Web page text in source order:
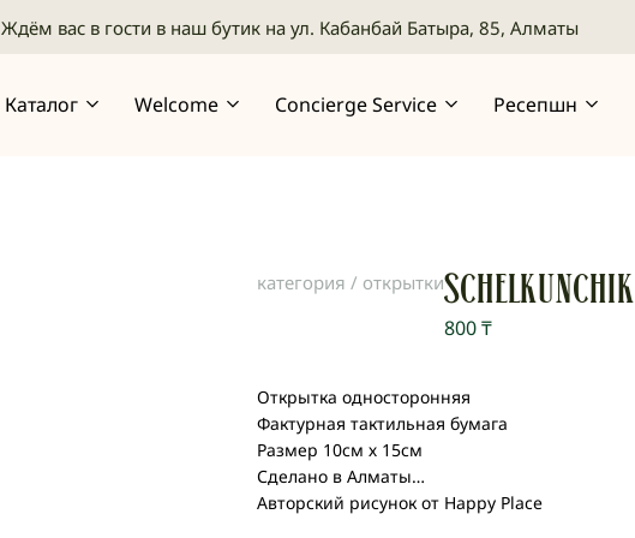
Ждём вас в гости в наш бутик на ул. Кабанбай Батыра, 85, Алматы
Каталог Welcome Concierge Service Ресепшн
категория / открыткиSCHELKUNCHIK
800₸
Открытка односторонняя
Фактурная тактильная бумага
Размер 10см х 15см
Сделано в Алматы
Авторский рисунок от Happy Place